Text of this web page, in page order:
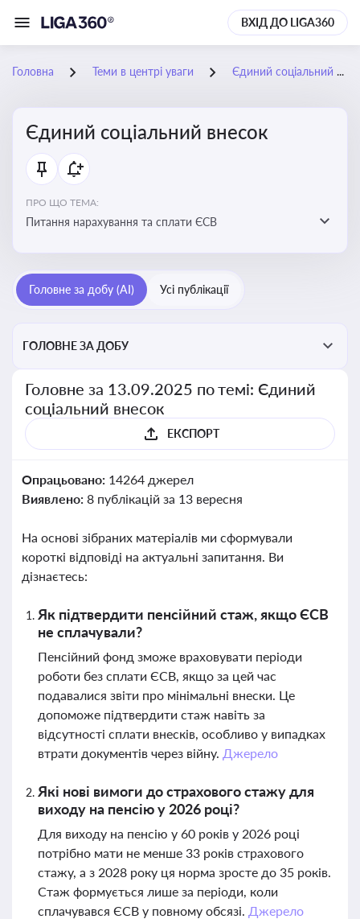
ВХІД ДО LIGA360
Головна Теми в центрі уваги Єдиний соціальний внесок
Єдиний соціальний внесок
ПРО ЩО ТЕМА:
Питання нарахування та сплати ЄСВ
Головне за добу (AI) Усі публікації
ГОЛОВНЕ ЗА ДОБУ
Головне за 13.09.2025 по темі: Єдиний
соціальний внесок
ЕКСПОРТ
Опрацьовано: 14264 джерел
Виявлено: 8 публікацій за 13 вересня
На основі зібраних матеріалів ми сформували
короткі відповіді на актуальні запитання. Ви
дізнаєтесь:
Як підтвердити пенсійний стаж, якщо ЄСВ
не сплачували?
Пенсійний фонд зможе враховувати періоди
роботи без сплати ЄСВ, якщо за цей час
подавалися звіти про мінімальні внески. Це
допоможе підтвердити стаж навіть за
відсутності сплати внесків, особливо у випадках
втрати документів через війну. Джерело
Які нові вимоги до страхового стажу для
виходу на пенсію у 2026 році?
Для виходу на пенсію у 60 років у 2026 році
потрібно мати не менше 33 років страхового
стажу, а з 2028 року ця норма зросте до 35 років.
Стаж формується лише за періоди, коли
сплачувався ЄСВ у повному обсязі. Джерело